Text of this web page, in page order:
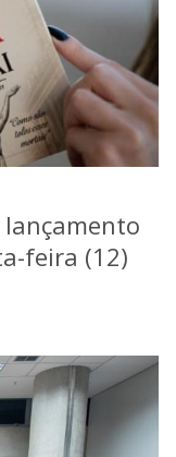
lançamento
feira (12)